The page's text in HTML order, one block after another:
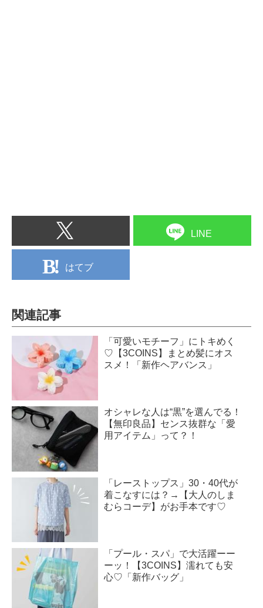
LINE
はてブ
関連記事
「可愛いモチーフ」にトキめく
♡【3COINS】まとめ髪にオス
スメ！「新作ヘアバンス」
オシャレな人は“黒”を選んでる！
【無印良品】センス抜群な「愛
用アイテム」って？！
「レーストップス」30・40代が
着こなすには？→【大人のしま
むらコーデ】がお手本です♡
「プール・スパ」で大活躍ーー
ーッ！【3COINS】濡れても安
心♡「新作バッグ」